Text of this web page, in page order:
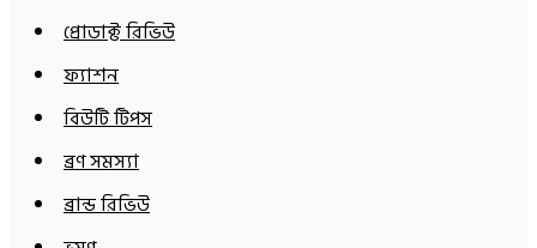
প্রোডাক্ট রিভিউ
ফ্যাশন
বিউটি টিপস
ব্রণ সমস্যা
ব্রান্ড রিভিউ